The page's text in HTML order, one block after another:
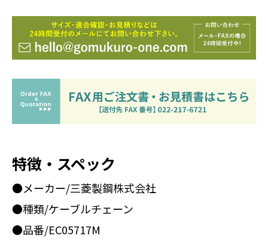
特徴・スペック
●メーカー/三菱製鋼株式会社
●種類/ケーブルチェーン
●品番/EC05717M